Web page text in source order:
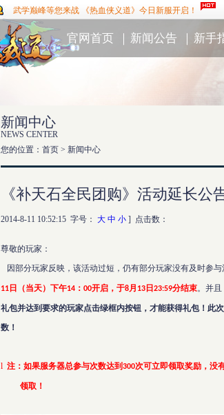
武学巅峰等您来战 《热血侠义道》今日新服开启！
官网首页 新闻公告 新手
新闻中心
NEWS CENTER
您的位置：首页 > 新闻中心
《补天石全民团购》活动延长公
2014-8-11 10:52:15 字号： 大 中 小 ] 点击数：
尊敬的玩家：
因部分玩家反映，该活动过短，仍有部分玩家没有及时参
11 日（当天）下午14 ： 00开启，于8月 13 日 23:59分结束。并且
礼包并达到要求的玩家点击绿框内按钮，才能获得礼包！此
数！
l 注：如果服务器总参与次数达到300次可立即领取奖励，没
领取！